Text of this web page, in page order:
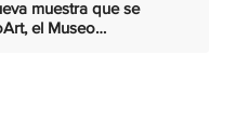
muestra que se
el Museo…